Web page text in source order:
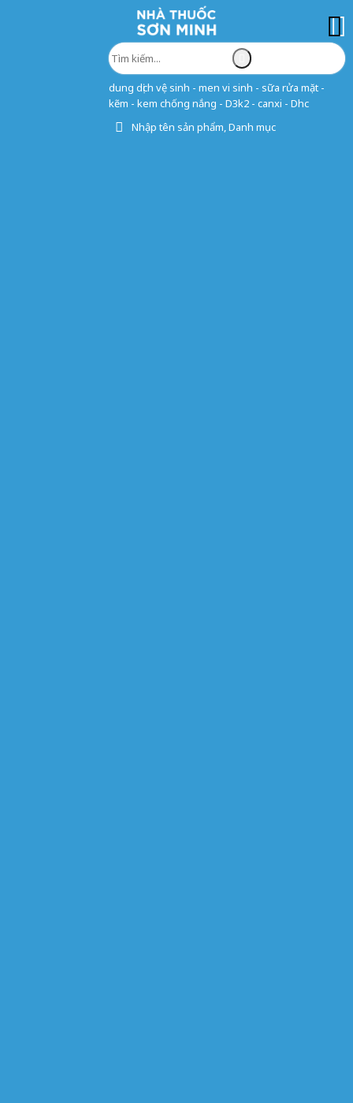
dung dịch vệ sinh - men vi sinh - sữa rửa mặt -
kẽm - kem chống nắng - D3k2 - canxi - Dhc
Nhập tên sản phẩm, Danh mục